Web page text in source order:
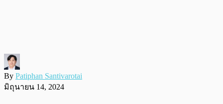
By Patiphan Santivarotai
มิถุนายน 14, 2024